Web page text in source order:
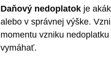
Daňový nedoplatok je
alebo v správnej výške.
momentu vzniku
vymáhať.